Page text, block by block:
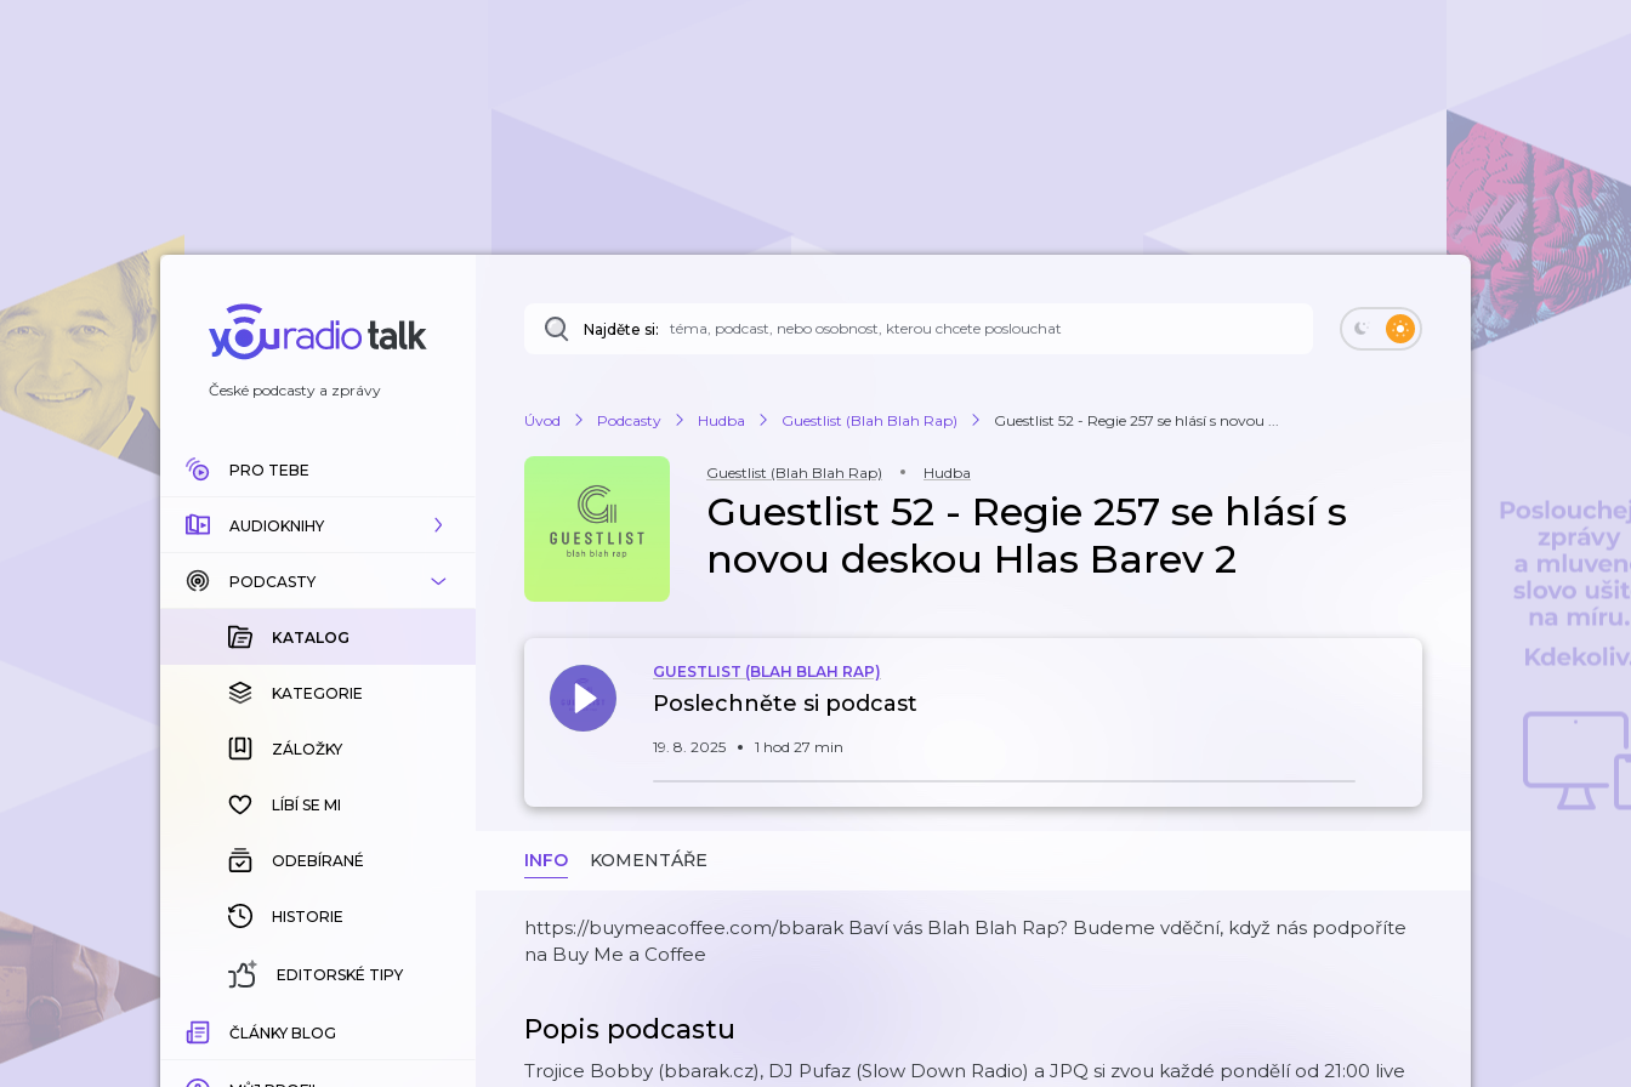
České podcasty a zprávy
PRO TEBE
AUDIOKNIHY
KATALOG
KOUPENÉ
KATEGORIE
ZÁLOŽKY
HISTORIE
PODCASTY
KATALOG
KATEGORIE
ZÁLOŽKY
LÍBÍ SE MI
ODEBÍRANÉ
HISTORIE
EDITORSKÉ TIPY
ČLÁNKY BLOG
Najděte si:
Úvod Podcasty Hudba Guestlist (Blah Blah Rap) Guestlist 52 - Regie 257 se hlásí s novou ...
Guestlist (Blah Blah Rap) Hudba
Guestlist 52 - Regie 257 se hlásí s
novou deskou Hlas Barev 2
GUESTLIST (BLAH BLAH RAP)
Poslechněte si podcast
19. 8. 2025 1 hod 27 min
INFO KOMENTÁŘE
https://buymeacoffee.com/bbarak Baví vás Blah Blah Rap? Budeme vděční, když nás podpoříte
na Buy Me a Coffee
Popis podcastu
Trojice Bobby (bbarak.cz), DJ Pufaz (Slow Down Radio) a JPQ si zvou každé pondělí od 21:00 live